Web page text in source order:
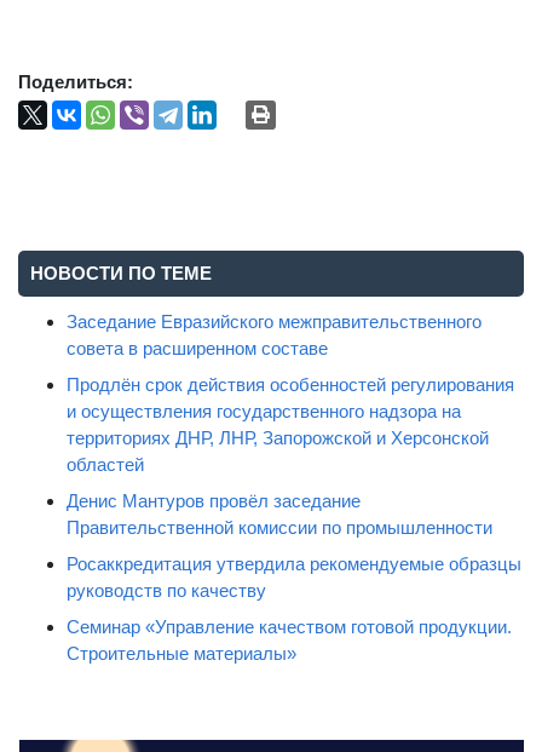
Поделиться:
НОВОСТИ ПО ТЕМЕ
Заседание Евразийского межправительственного
совета в расширенном составе
Продлён срок действия особенностей регулирования
и осуществления государственного надзора на
территориях ДНР, ЛНР, Запорожской и Херсонской
областей
Денис Мантуров провёл заседание
Правительственной комиссии по промышленности
Росаккредитация утвердила рекомендуемые образцы
руководств по качеству
Семинар «Управление качеством готовой продукции.
Строительные материалы»